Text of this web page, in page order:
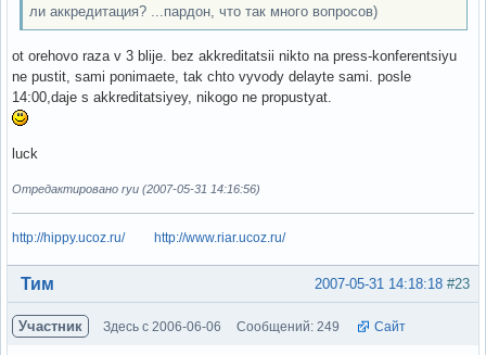
ли аккредитация? ...пардон, что так много вопросов)
ot orehovo raza v 3 blije. bez akkreditatsii nikto na press-konferentsiyu
ne pustit, sami ponimaete, tak chto vyvody delayte sami. posle
14:00,daje s akkreditatsiyey, nikogo ne propustyat.
luck
Отредактировано ryu (2007-05-31 14:16:56)
http://hippy.ucoz.ru/ http://www.riar.ucoz.ru/
Вне форума #23
2007-05-31 14:18:18
Тим
Участник Здесь с 2006-06-06 Сообщений: 249 Сайт